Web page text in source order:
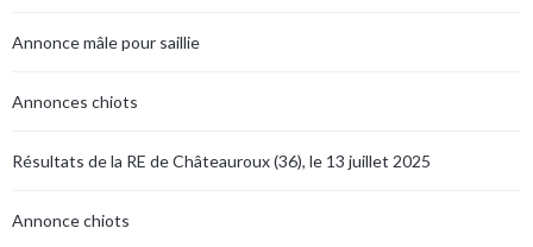
Annonce mâle pour saillie
Annonces chiots
Résultats de la RE de Châteauroux (36), le 13 juillet 2025
Annonce chiots